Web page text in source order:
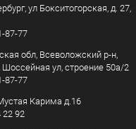
ул Бокситогорская, д. 27,
87-77
обл, Всеволожский р-н,
Шоссейная ул, строение 50а/2
87-77
Карима д.16
22 92